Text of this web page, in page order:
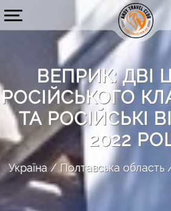
ВЕПРИК: ДВІ
РОСІЙСЬКОГО
ТА РОСІЙСЬКІ
2022
Україна Полтавська область